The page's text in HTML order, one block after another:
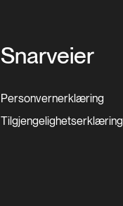
Snarveier
Personvernerklæring
Tilgjengelighetserklæring